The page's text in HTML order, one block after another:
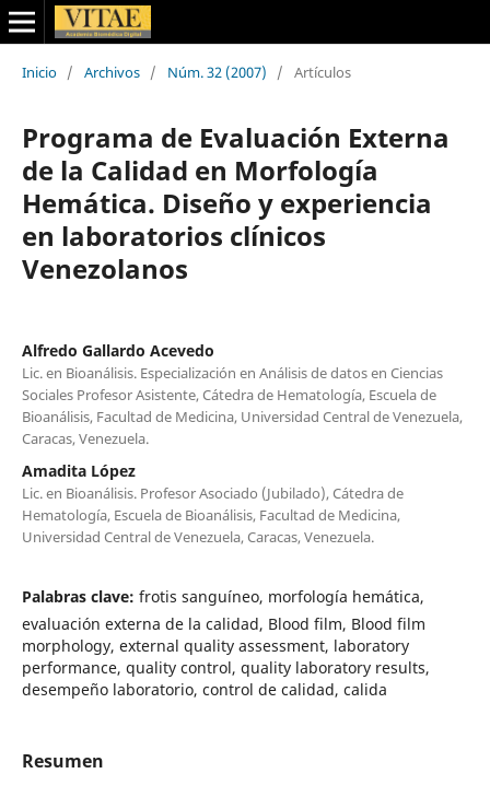
Inicio / Archivos / Núm. 32 (2007) / Artículos
Programa de Evaluación Externa
de la Calidad en Morfología
Hemática. Diseño y experiencia
en laboratorios clínicos
Venezolanos
Alfredo Gallardo Acevedo
Lic. en Bioanálisis. Especialización en Análisis de datos en Ciencias
Sociales Profesor Asistente, Cátedra de Hematología, Escuela de
Bioanálisis, Facultad de Medicina, Universidad Central de Venezuela,
Caracas, Venezuela.
Amadita López
Lic. en Bioanálisis. Profesor Asociado (Jubilado), Cátedra de
Hematología, Escuela de Bioanálisis, Facultad de Medicina,
Universidad Central de Venezuela, Caracas, Venezuela.
Palabras clave: frotis sanguíneo, morfología hemática,
evaluación externa de la calidad, Blood film, Blood film
morphology, external quality assessment, laboratory
performance, quality control, quality laboratory results,
desempeño laboratorio, control de calidad, calida
Resumen